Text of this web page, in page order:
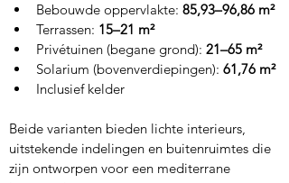
Bebouwde oppervlakte: 85,93–96,86 m²
Terrassen: 15–21 m²
Privétuinen (begane grond): 21–65 m²
Solarium (bovenverdiepingen): 61,76 m²
Inclusief kelder
Beide varianten bieden lichte interieurs,
uitstekende indelingen en buitenruimtes die
zijn ontworpen voor een mediterrane